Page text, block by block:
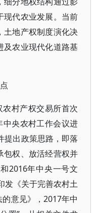
现代农业发展。当前
土地产权制度演化决
及农业现代化道路基
村产权交易所首次
中央农村工作会议进
提出政策思路，即落
包权、放活经营权并
2016年中央一号文
发《关于完善农村土
意见》，2017年中